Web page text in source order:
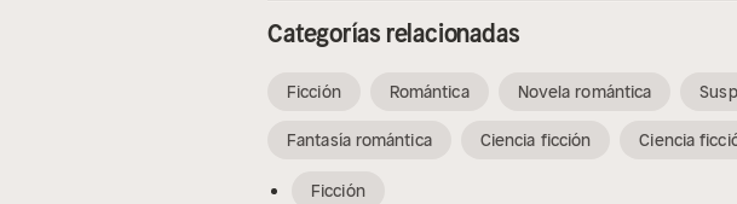
Categorías relacionadas
Ficción Romántica Novela romántica
Fantasía romántica Ciencia ficción Ciencia
Ficción